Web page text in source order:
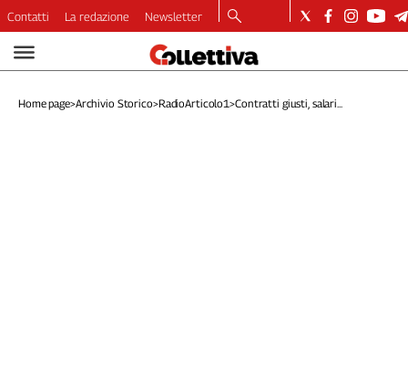
Video
Dirette
Contatti La redazione Newsletter
Home page>Archivio Storico>RadioArticolo1>Contratti giusti, salari...